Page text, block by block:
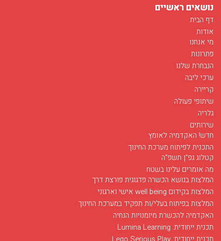
נושאים ראשיים
דף הבית
אודות
מי אנחנו
פתרונות
הנבחרת שלנו
ערכי ליבה
קריירה
שיתופי פעולה
גלריה
שירותים
חדש! האקדמיה לאומץ
התכנית לפיתוח מערכת החינוך
קטלוג גפ"ן תשפ"ה
מה אומרים עלינו בשטח
המלצות בנושא הכשרה פדגוגית פורצת דרך
המלצות בקידום well being אישי וארגוני
המלצות בפיתוח בעלי/ות תפקיד במערכת החינוך
האקדמיה להכשרת מיומנויות הנחיה
תכנית ייחודית: Lumina Learning
חודש מאי בסימן רפואה
03/12/2017